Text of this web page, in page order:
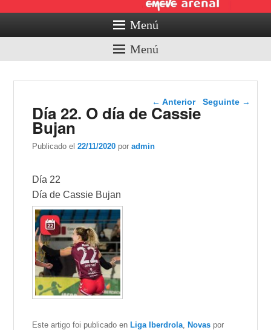
Menú
Menú
Navegador de artigos
← Anterior Seguinte →
Día 22. O día de Cassie
Bujan
Publicado el22/11/2020 poradmin
Día 22
Día de Cassie Bujan
Este artigo foi publicado enLiga Iberdrola ,Novas por